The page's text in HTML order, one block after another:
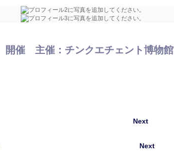
開催 主催：チンクエチェント博物館
Next
Next